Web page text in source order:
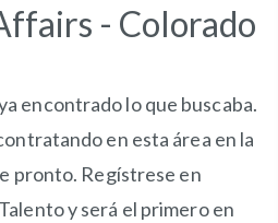
- Colorado
encontrado lo que buscaba.
en esta área en la
pronto. Regístrese en
y será el primero en